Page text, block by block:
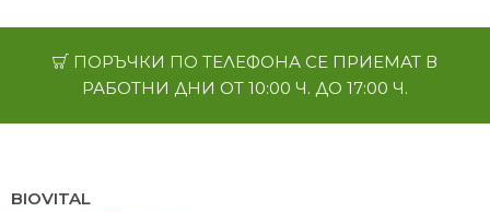
ПОРЪЧКИ ПО ТЕЛЕФОНА СЕ ПРИЕМАТ В
РАБОТНИ ДНИ ОТ 10:00 Ч. ДО 17:00 Ч.
BIOVITAL